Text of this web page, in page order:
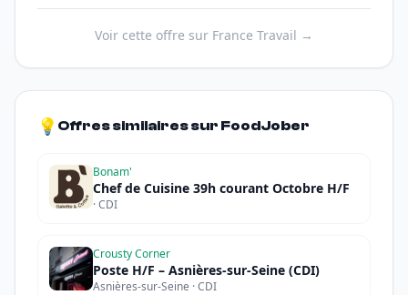
Voir cette offre sur France Travail →
💡 Offres similaires sur FoodJober
Bonam'
Chef de Cuisine 39h courant Octobre H/F
· CDI
Crousty Corner
Poste H/F – Asnières-sur-Seine (CDI)
Asnières-sur-Seine · CDI